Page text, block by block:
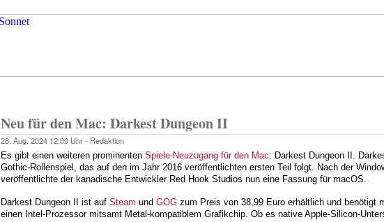
Neu für den Mac: Darkest Dungeon II
28. Aug. 2024 12:00 Uhr - Redaktion
Es gibt einen weiteren prominenten Spiele-Neuzugang für den Mac: Darkest Dungeon II.
Gothic-Rollenspiel, das auf den im Jahr 2016 veröffentlichten ersten Teil folgt. Nach der
veröffentlichte der kanadische Entwickler Red Hook Studios nun eine Fassung für macOS.
Darkest Dungeon II ist auf Steam und GOG zum Preis von 38,99 Euro erhältlich und benötigt
einen Intel-Prozessor mitsamt Metal-kompatiblem Grafikchip. Ob es native Apple-Silicon-